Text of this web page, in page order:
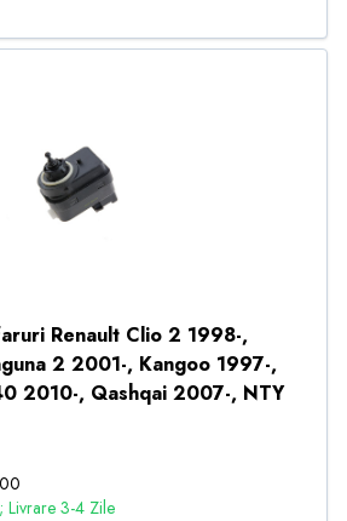
Renault Clio 2 1998-,
2 2001-, Kangoo 1997-,
2010-, Qashqai 2007-, NTY
Livrare 3-4 Zile